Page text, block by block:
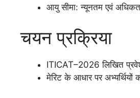
आयु सीमा: न्यूनतम एवं
चयन प्रक्रिया
ITICAT–2026 लिखित
मेरिट के आधार पर अभ्यर्थियों